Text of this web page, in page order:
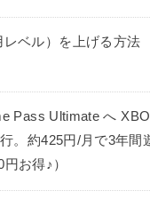
ベル）を上げる方法
Pass Ultimate へ
。約425円/月で3年間
お得♪）